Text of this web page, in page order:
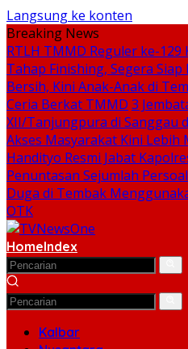
Langsung ke konten
Breaking News
RTLH TMMD Reguler ke-129
Tahap Finishing, Segera
Bersih, Kini Anak-Anak di
Ceria Berkat TMMD 3
XII/Tanjungpura di Sanggau
Akses Masyarakat Kini Lebih
Handityo Resmi Jabat
Penuntasan Sejumlah
Duga di Tembak
OTK
HomeIndex
Kalbar